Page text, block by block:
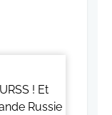
! Et
Russie